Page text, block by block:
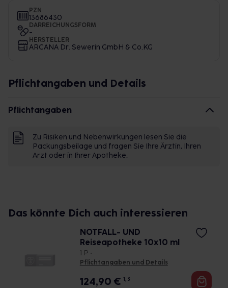
PZN
13686430
DARREICHUNGSFORM
-
HERSTELLER
ARCANA Dr. Sewerin GmbH & Co.KG
Pflichtangaben und Details
Pflichtangaben
Zu Risiken und Nebenwirkungen lesen Sie die
Packungsbeilage und fragen Sie Ihre Ärztin, Ihren
Arzt oder in Ihrer Apotheke.
Das könnte Dich auch interessieren
NOTFALL- UND
Reiseapotheke 10x10 ml
1 P •
Pflichtangaben und Details
124,90 € 1, 3